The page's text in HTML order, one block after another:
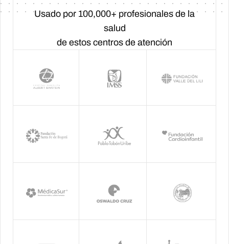
Usado por 100,000+ profesionales de la
salud
de estos centros de atención